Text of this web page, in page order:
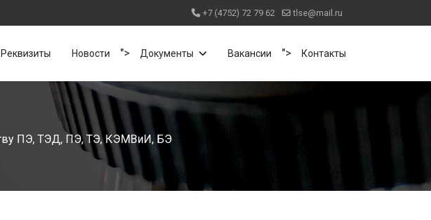
+7 (4752) 72 79 62 tlse@mail.ru
Реквизиты Новости "> Документы Вакансии "> Контакты
ПЭ, ТЭД, ПЭ, ТЭ, КЭМВиИ, БЭ